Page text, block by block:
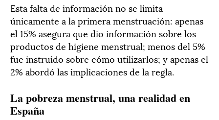
Esta falta de información no se limita
únicamente a la primera menstruación: apenas
el 15% asegura que dio información sobre los
productos de higiene menstrual; menos del 5%
fue instruido sobre cómo utilizarlos; y apenas el
2% abordó las implicaciones de la regla.
La pobreza menstrual, una realidad en
España